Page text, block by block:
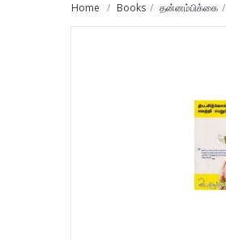
Home Books தன்னம்பிக்கை